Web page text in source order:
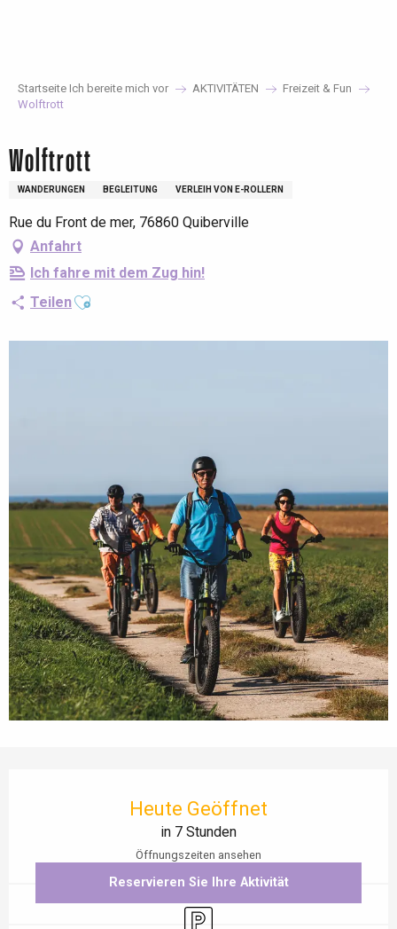
Startseite Ich bereite mich vor AKTIVITÄTEN
Freizeit & Fun
Wolftrott
Wolftrott
WANDERUNGEN BEGLEITUNG VERLEIH VON E-ROLLERN
Rue du Front de mer, 76860 Quiberville
Anfahrt
Ich fahre mit dem Zug hin!
TeilenAjouter aux favoris
Heute Geöffnet
in 7 Stunden
Öffnungszeiten ansehen
Reservieren Sie Ihre Aktivität
Parkplatz